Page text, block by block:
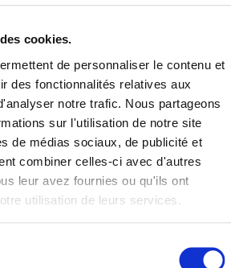
cookies.
de personnaliser le contenu et
des fonctionnalités relatives aux
notre trafic. Nous partageons
sur l'utilisation de notre site
de médias sociaux, de publicité et
combiner celles-ci avec d'autres
leur avez fournies ou qu'ils ont
utilisation de leurs services.